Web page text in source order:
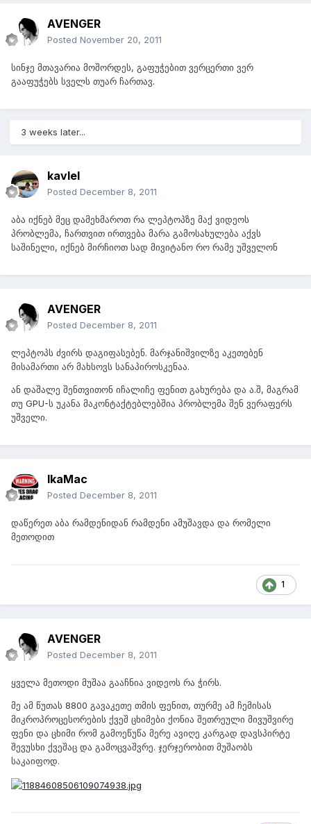
AVENGER
Posted November 20, 2011
სინჯე მთავარია მოშორდეს, გაფუჭებით ვერცერთი ვერ
გააფუჭებს სველს თუარ ჩართავ.
3 weeks later...
kavlel
Posted December 8, 2011
აბა იქნებ მეც დამეხმაროთ რა ლეპტოპზე მაქ ვიდეოს
პრობლემა, ჩართვით ირთვება მარა გამოსახულება აქვს
საშინელი, იქნებ მირჩიოთ სად მივიტანო რო რამე უშველონ
AVENGER
Posted December 8, 2011
ლეპტოპს ძვირს დაგიფასებენ. მარჯანიშვილზე აკეთებენ
მისამართი არ მახსოვს სანაპიროსკენაა.
ან დაშალე შენთვითონ იჩალიჩე ფენით გახურება და ა.შ, მაგრამ
თუ GPU-ს უკანა მაკონტაქტებლებშია პრობლემა შენ ვერაფერს
უშველი.
IkaMac
Posted December 8, 2011
დაწერეთ აბა რამდენიდან რამდენი ამუშავდა და რომელი
მეთოდით
1
AVENGER
Posted December 8, 2011
ყველა მეთოდი მუშაა გააჩნია ვიდეოს რა ჭირს.
მე ამ წუთას 8800 გავაკეთე თმის ფენით, თურმე ამ ჩემისას
მიკროპროცესორების ქვეშ ცხიმები ქონია შეთრეული მივუშვირე
ფენი და ცხიმი რომ გამოეწუწა მერე ავიღე კარგად დავსპირტე
შევუსხი ქვეშაც და გამოცვაშვრე. ჯერჯერობით მუშაობს
საკაიფოდ.